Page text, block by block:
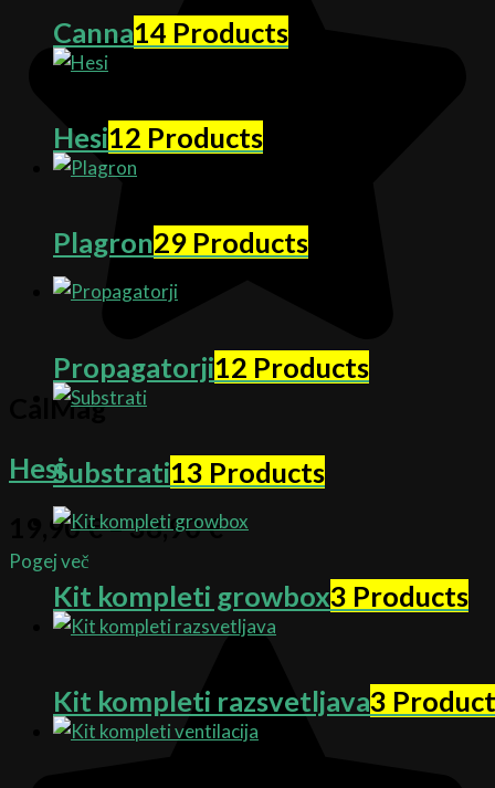
Canna14 Products
Hesi12 Products
Plagron29 Products
Propagatorji12 Products
Substrati13 Products
Kit kompleti growbox3 Products
Kit kompleti razsvetljava3
CalMag
Hesi
19,90€–38,90€
Pogej več